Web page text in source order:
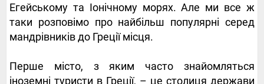
Егейському та Іонічному морях. Але ми все ж
таки розповімо про найбільш популярні серед
мандрівників до Греції місця.
Перше місто, з яким часто знайомляться
іноземні туристи в Греції, – це столиця держави